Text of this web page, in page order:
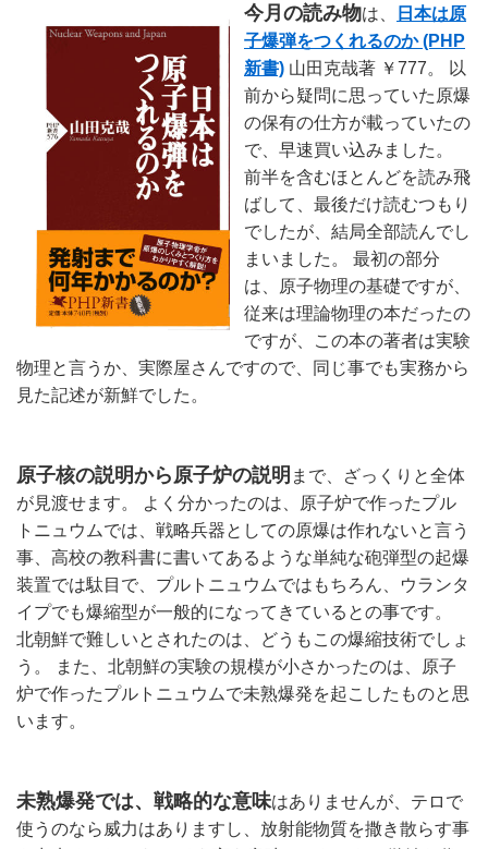
今月の読み物は、
日本は原
子爆弾をつくれるのか (PHP
新書) 山田克哉著 ￥777。 以
前から疑問に思っていた原爆
の保有の仕方が載っていたの
で、早速買い込みました。
前半を含むほとんどを読み飛
ばして、最後だけ読むつもり
でしたが、結局全部読んでし
まいました。 最初の部分
は、原子物理の基礎ですが、
従来は理論物理の本だったの
ですが、この本の著者は実験
物理と言うか、実際屋さんですので、同じ事でも実務から
見た記述が新鮮でした。
原子核の説明から原子炉の説明 まで、ざっくりと全体
が見渡せます。 よく分かったのは、原子炉で作ったプル
トニュウムでは、戦略兵器としての原爆は作れないと言う
事、高校の教科書に書いてあるような単純な砲弾型の起爆
装置では駄目で、プルトニュウムではもちろん、ウランタ
イプでも爆縮型が一般的になってきているとの事です。
北朝鮮で難しいとされたのは、どうもこの爆縮技術でしょ
う。 また、北朝鮮の実験の規模が小さかったのは、原子
炉で作ったプルトニュウムで未熟爆発を起こしたものと思
います。
未熟爆発では、戦略的な意味はありませんが、テロで
使うのなら威力はありますし、放射能物質を撒き散らす事